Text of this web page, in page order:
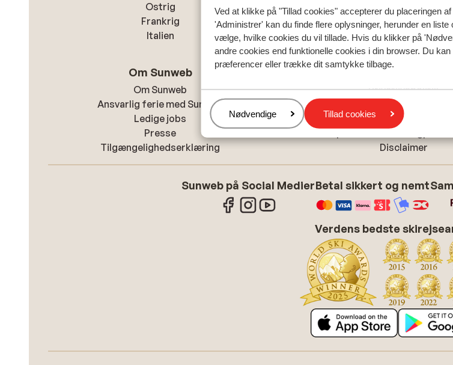
Ved at klikke på "Tillad cookies" accepterer du placeringen
'Administrer' kan du finde flere oplysninger, herunder en
vælge, hvilke cookies du vil tillade. Hvis du klikker på
andre cookies end funktionelle cookies i din browser. Du
præferencer eller trække dit samtykke tilbage.
Administrer
Nødvendige Tillad cookies
Ostrig
Frankrig
Italien
Val Thorens
Zell am See
Mayrhofen
Om Sunweb
Om Sunweb
Ansvarlig ferie med Sunweb
Ledige jobs
Presse
Tilgængelighedserklæring
Privatlivspolitik &
Privatlivspolitik
Cookieindstillinger
Cookiepolitik
Disclaimer
Sunweb på Social MedierBetal sikkert og nemt
Verdens bedste